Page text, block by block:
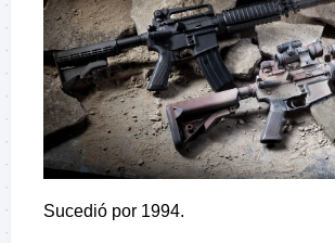
Sucedió por 1994.